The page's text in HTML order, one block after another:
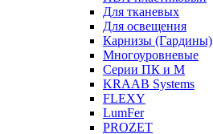
Для тканевых
Для освещения
Карнизы (Гардины)
Многоуровневые
Серии ПК и М
KRAAB Systems
FLEXY
LumFer
PROZET